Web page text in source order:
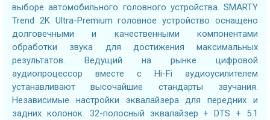
выборе автомобильного головного устройства. SMARTY
Trend 2K Ultra-Premium головное устройство оснащено
долговечными и качественными компонентами
обработки звука для достижения максимальных
результатов. Ведущий на рынке цифровой
аудиопроцессор вместе с Hi-Fi аудиоусилителем
устанавливают высочайшие стандарты звучания.
Независимые настройки эквалайзера для передних и
задних колонок. 32-полосный эквалайзер + DTS + 5.1